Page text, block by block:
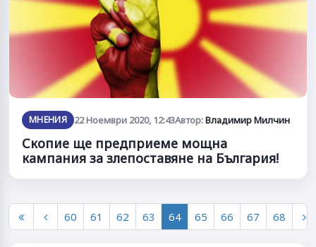
МНЕНИЯ 22 Ноември 2020, 12:43Автор:Владимир Милчин
Скопие ще предприеме мощна
кампания за злепоставяне на България!
60 61 62 63 64 65 66 67 68